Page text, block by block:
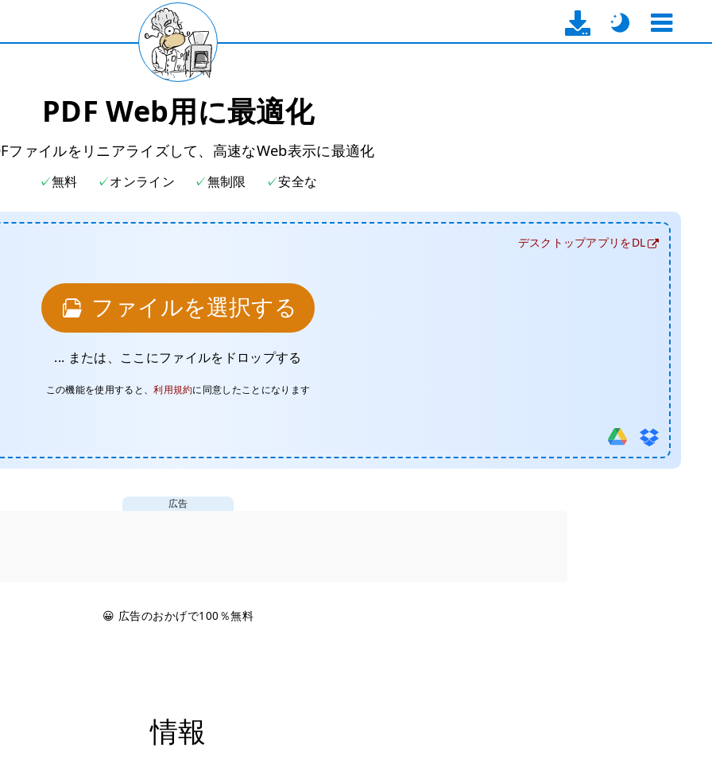
PDF Web用に最適化
ファイルをリニアライズして、高速なWeb表示に最適化
無料 オンライン 無制限 安全な
ファイルを選択する
... または、ここにファイルをドロップする
この機能を使用すると、利用規約に同意したことになります
デスクトップアプリをDL
広告
😀 広告のおかげで100％無料
情報